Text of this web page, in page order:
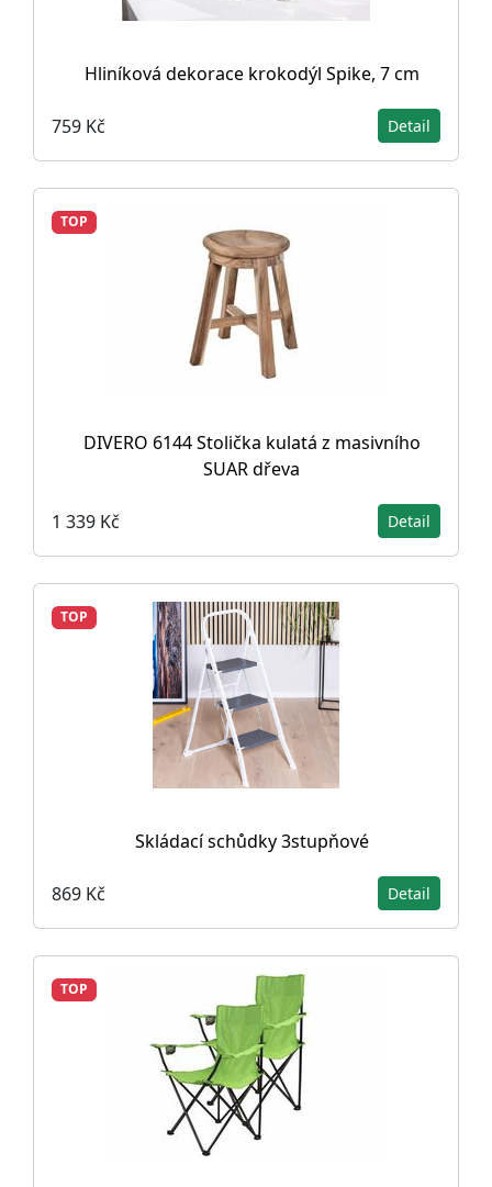
Hliníková dekorace krokodýl Spike, 7 cm
759 Kč Detail
TOP
DIVERO 6144 Stolička kulatá z masivního
SUAR dřeva
1 339 Kč Detail
TOP
Skládací schůdky 3stupňové
869 Kč Detail
TOP